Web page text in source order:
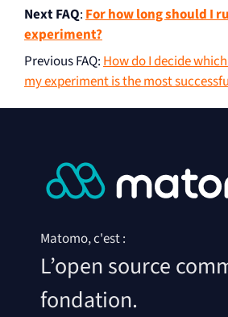
Next FAQ:For how long should I
experiment?
Previous FAQ:How do I decide
my experiment is the most
Matomo, c'est :
L’open source
fondation.